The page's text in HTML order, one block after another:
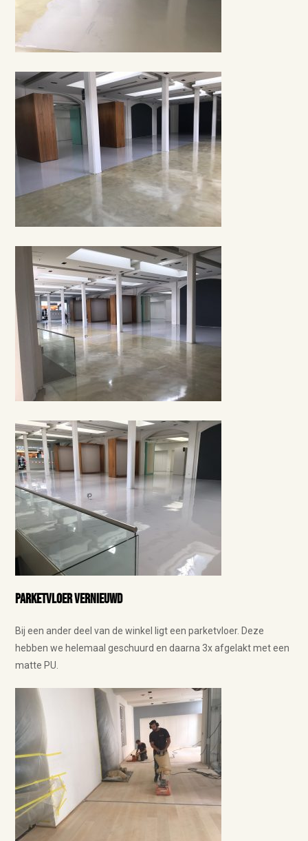
Parketvloervernieuwd
Bij een ander deel van de winkel ligt een parketvloer. Deze
hebben we helemaal geschuurd en daarna 3x afgelakt met een
matte PU.